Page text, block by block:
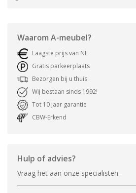
Waarom A-meubel?
Laagste prijs van NL
Gratis parkeerplaats
Bezorgen bij u thuis
Wij bestaan sinds 1992!
Tot 10 jaar garantie
CBW-Erkend
Hulp of advies?
Vraag het aan onze specialisten.